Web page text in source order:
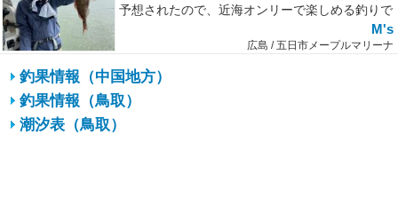
予想されたので、近海オンリーで楽しめる釣りで
M's
広島 / 五日市メープルマリーナ
釣果情報（中国地方）
釣果情報（鳥取）
潮汐表（鳥取）